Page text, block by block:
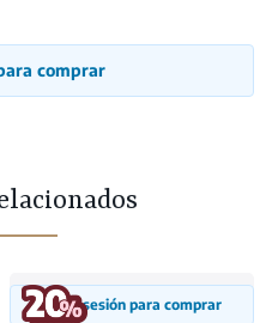
comprar
Inicia sesión para comprar